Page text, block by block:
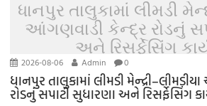
ધાનપુર તાલુકામાં લીમડી
આંગણવાડી કેન્દ્ર રોડનું
અને રિસર્ફેસિંગ
2026-08-06 Admin 0
ધાનપુર તાલુકામાં લીમડી
રોડનું સપાટી સુધારણા અને રિસર્ફેસિંગ